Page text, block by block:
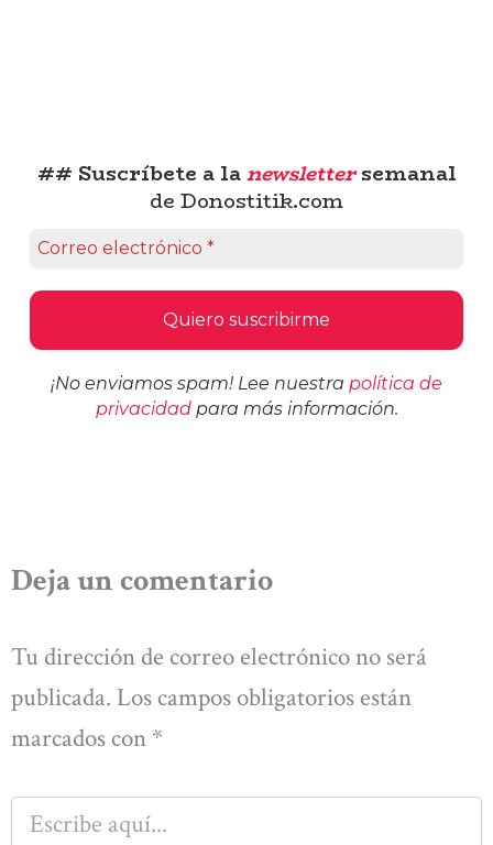
## Suscríbete a lanewslettersemanal
de Donostitik.com
¡No enviamos spam! Lee nuestra política de
privacidadpara más información.
Deja un comentario
Tu dirección de correo electrónico no será
publicada. Los campos obligatorios están
marcados con *
Escribe
aquí...